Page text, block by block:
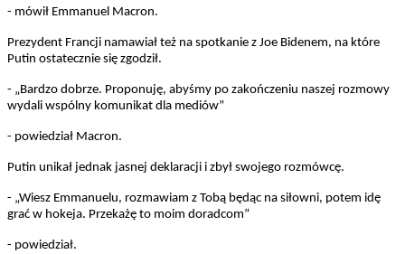
- mówił Emmanuel Macron.
Prezydent Francji namawiał też na spotkanie z Joe Bidenem, na które
Putin ostatecznie się zgodził.
- „Bardzo dobrze. Proponuję, abyśmy po zakończeniu naszej rozmowy
wydali wspólny komunikat dla mediów”
- powiedział Macron.
Putin unikał jednak jasnej deklaracji i zbył swojego rozmówcę.
- „Wiesz Emmanuelu, rozmawiam z Tobą będąc na siłowni, potem idę
grać w hokeja. Przekażę to moim doradcom”
- powiedział.